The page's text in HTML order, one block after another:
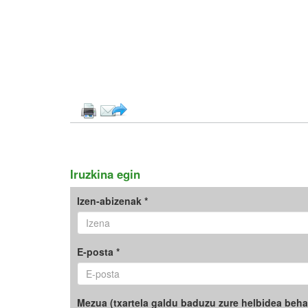
Iruzkina egin
Izen-abizenak *
E-posta *
Mezua (txartela galdu baduzu zure helbidea